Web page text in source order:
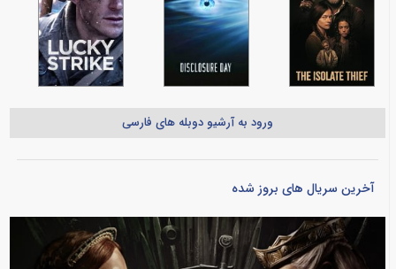
ورود به آرشیو دوبله های فارسی
آخرین سریال های بروز شده